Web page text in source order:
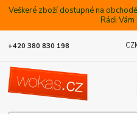
Veškeré zboží dostupné na
Rádi
+420 380 830 198